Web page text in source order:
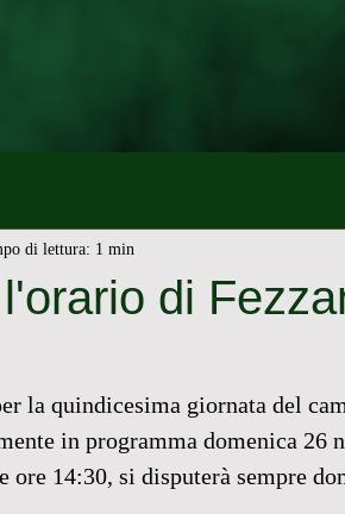
di
di lettura: 1 min
la quindicesima giornata del
in programma domenica 26
14:30, si disputerà sempre